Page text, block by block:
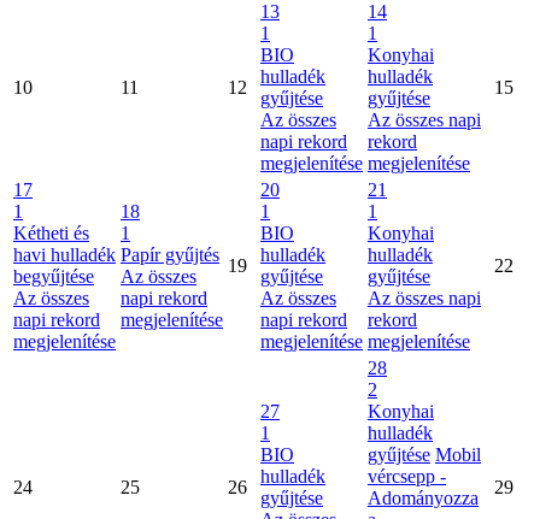
10 11 12
13
1
BIO
hulladék
gyűjtése
Az összes
napi rekord
megjelenítése
14
1
Konyhai
hulladék
gyűjtése
Az összes napi
rekord
megjelenítése
15
17
1
Kétheti és
havi hulladék
begyűjtése
Az összes
napi rekord
megjelenítése
18
1
Papír gyűjtés
Az összes
napi rekord
megjelenítése
19
20
1
BIO
hulladék
gyűjtése
Az összes
napi rekord
megjelenítése
21
1
Konyhai
hulladék
gyűjtése
Az összes napi
rekord
megjelenítése
22
24 25 26
27
1
BIO
hulladék
gyűjtése
28
2
Konyhai
hulladék
gyűjtése Mobil
vércsepp -
Adományozza
29